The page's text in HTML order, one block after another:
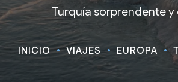
Turquía sorprendente y
INICIO VIAJES EUROPA